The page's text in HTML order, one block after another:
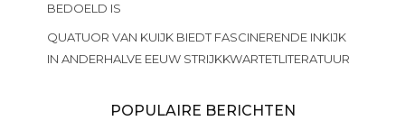
BEDOELD IS
QUATUOR VAN KUIJK BIEDT FASCINERENDE INKIJK
IN ANDERHALVE EEUW STRIJKKWARTETLITERATUUR
POPULAIRE BERICHTEN